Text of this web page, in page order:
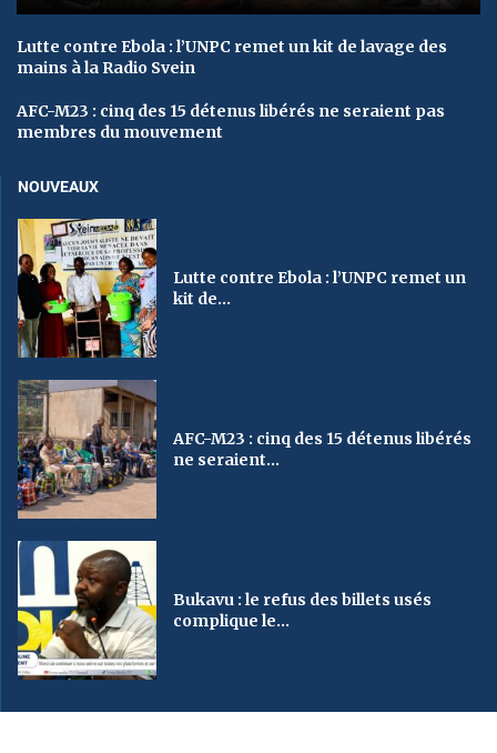
Lutte contre Ebola : l’UNPC remet un kit de lavage des
mains à la Radio Svein
AFC-M23 : cinq des 15 détenus libérés ne seraient pas
membres du mouvement
NOUVEAUX
Lutte contre Ebola : l’UNPC remet un
kit de...
AFC-M23 : cinq des 15 détenus libérés
ne seraient...
Bukavu : le refus des billets usés
complique le...